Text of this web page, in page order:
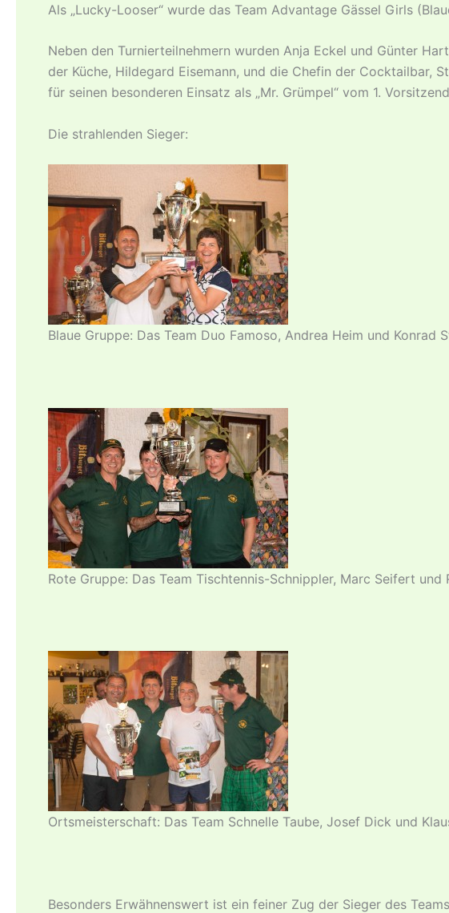
Als „Lucky-Looser“ wurde das Team Advantage Gässel Girls
Neben den Turnierteilnehmern wurden Anja Eckel und Günter
der Küche, Hildegard Eisemann, und die Chefin der Cocktailbar,
für seinen besonderen Einsatz als „Mr. Grümpel“ vom 1.
Die strahlenden Sieger:
Blaue Gruppe: Das Team Duo Famoso, Andrea Heim und Konrad
Rote Gruppe: Das Team Tischtennis-Schnippler, Marc Seifert und
Ortsmeisterschaft: Das Team Schnelle Taube, Josef Dick und
Besonders Erwähnenswert ist ein feiner Zug der Sieger des